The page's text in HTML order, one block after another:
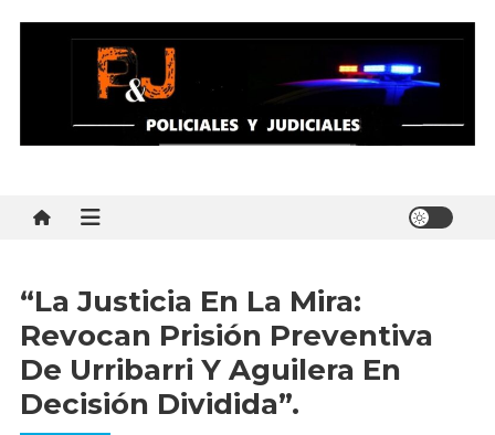
“La Justicia En La Mira:
Revocan Prisión Preventiva
De Urribarri Y Aguilera En
Decisión Dividida”.